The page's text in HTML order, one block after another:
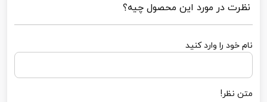
نظرت در مورد این محصول چیه؟
نام خود را وارد کنید
متن نظر!